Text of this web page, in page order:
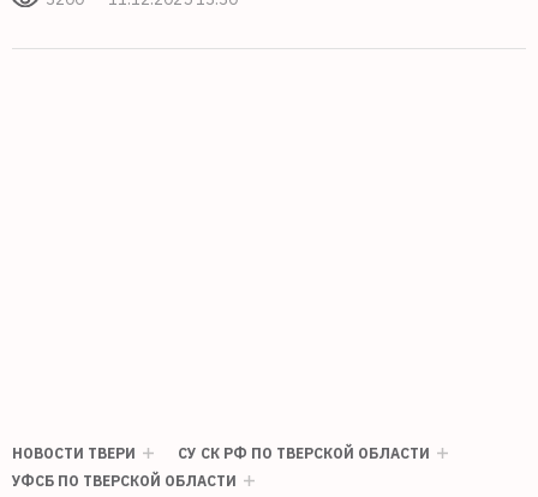
НОВОСТИ ТВЕРИ
СУ СК РФ ПО ТВЕРСКОЙ ОБЛАСТИ
УФСБ ПО ТВЕРСКОЙ ОБЛАСТИ